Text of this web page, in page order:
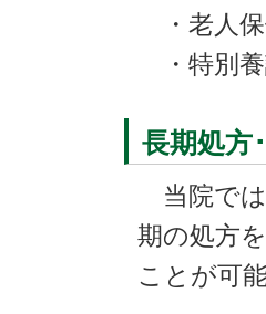
・老人
・特別
長期処方
当院では
期の処方
ことが可